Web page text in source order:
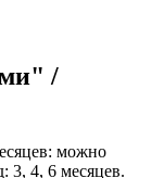
/
можно
3, 4, 6 месяцев.